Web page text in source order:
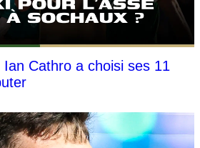
Cathro a choisi ses 11